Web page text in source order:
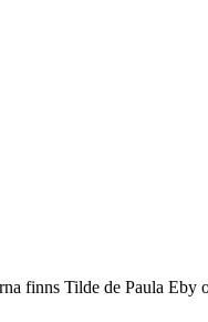
finns Tilde de Paula Eby